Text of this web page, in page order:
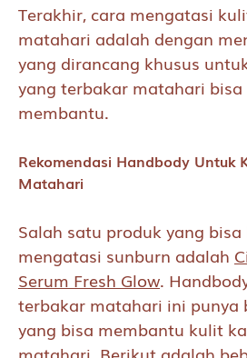
Terakhir, cara mengatasi
matahari adalah dengan
yang dirancang khusus
yang terbakar matahari
membantu.
Rekomendasi Handbody Untuk
Matahari
Salah satu produk yang
mengatasi sunburn adalah
Serum Fresh Glow.
terbakar matahari ini punya
yang bisa membantu kulit